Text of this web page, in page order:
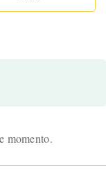
momento.